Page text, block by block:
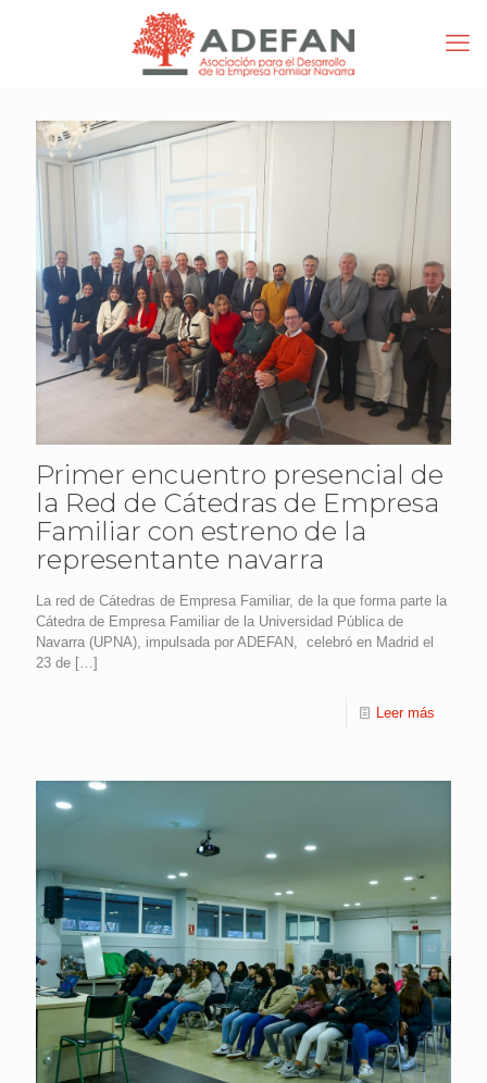
Primer encuentro presencial de
la Red de Cátedras de Empresa
Familiar con estreno de la
representante navarra
La red de Cátedras de Empresa Familiar, de la que forma parte la
Cátedra de Empresa Familiar de la Universidad Pública de
Navarra (UPNA), impulsada por ADEFAN, celebró en Madrid el
23 de […]
Leer más